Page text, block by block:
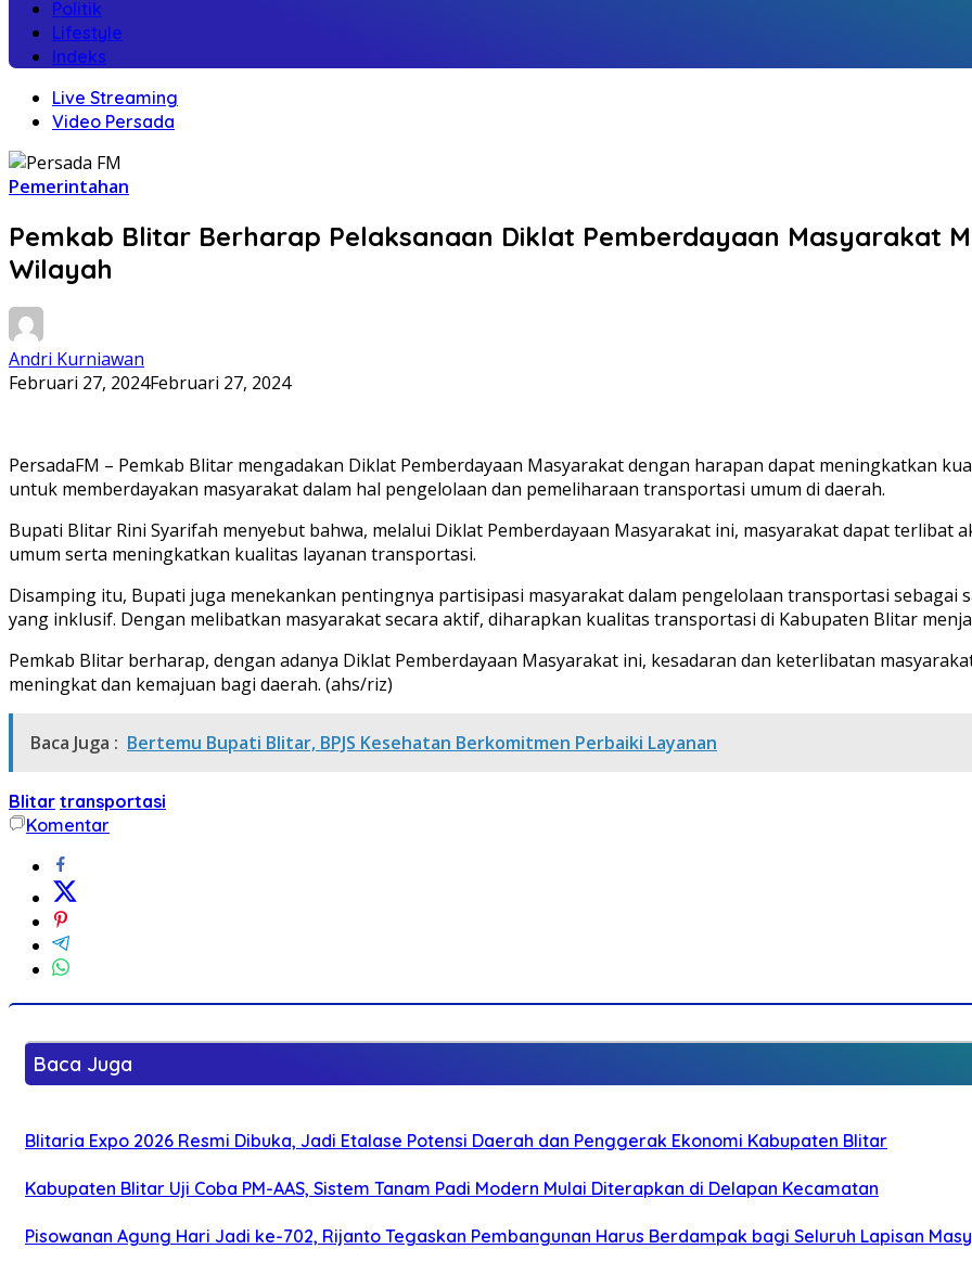
Politik
Lifestyle
Indeks
Live Streaming
Video Persada
Pemerintahan
Pemkab Blitar Berharap Pelaksanaan Diklat Pemberdayaan Masyarakat
Wilayah
Andri Kurniawan
Februari 27, 2024Februari 27, 2024
PersadaFM – Pemkab Blitar mengadakan Diklat Pemberdayaan Masyarakat dengan harapan dapat meningkatkan
untuk memberdayakan masyarakat dalam hal pengelolaan dan pemeliharaan transportasi umum di daerah.
Bupati Blitar Rini Syarifah menyebut bahwa, melalui Diklat Pemberdayaan Masyarakat ini, masyarakat dapat
umum serta meningkatkan kualitas layanan transportasi.
Disamping itu, Bupati juga menekankan pentingnya partisipasi masyarakat dalam pengelolaan transportasi
yang inklusif. Dengan melibatkan masyarakat secara aktif, diharapkan kualitas transportasi di Kabupaten Blitar
Pemkab Blitar berharap, dengan adanya Diklat Pemberdayaan Masyarakat ini, kesadaran dan keterlibatan
meningkat dan kemajuan bagi daerah. (ahs/riz)
Baca Juga : Bertemu Bupati Blitar, BPJS Kesehatan Berkomitmen Perbaiki Layanan
Blitar transportasi
Komentar
Baca Juga
Blitaria Expo 2026 Resmi Dibuka, Jadi Etalase Potensi Daerah dan Penggerak Ekonomi Kabupaten Blitar
Kabupaten Blitar Uji Coba PM-AAS, Sistem Tanam Padi Modern Mulai Diterapkan di Delapan Kecamatan
Pisowanan Agung Hari Jadi ke-702, Rijanto Tegaskan Pembangunan Harus Berdampak bagi Seluruh Lapisan